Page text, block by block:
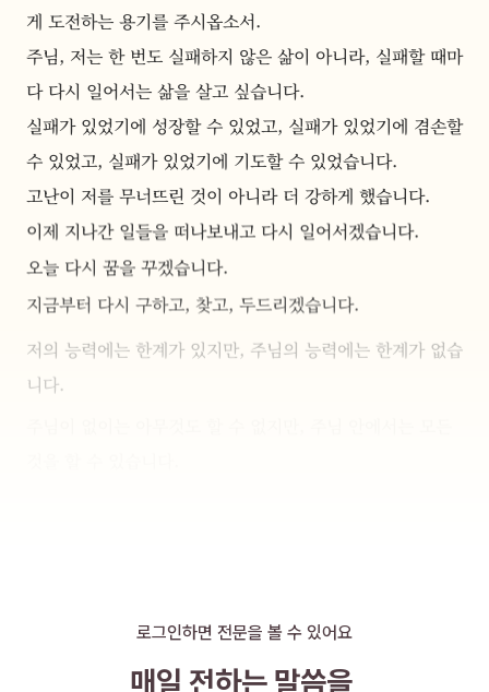
게 도전하는 용기를 주시옵소서.
주님, 저는 한 번도 실패하지 않은 삶이 아니라, 실패할 때마
다 다시 일어서는 삶을 살고 싶습니다.
실패가 있었기에 성장할 수 있었고, 실패가 있었기에 겸손할
수 있었고, 실패가 있었기에 기도할 수 있었습니다.
고난이 저를 무너뜨린 것이 아니라 더 강하게 했습니다.
이제 지나간 일들을 떠나보내고 다시 일어서겠습니다.
오늘 다시 꿈을 꾸겠습니다.
지금부터 다시 구하고, 찾고, 두드리겠습니다.
저의 능력에는 한계가 있지만, 주님의 능력에는 한계가 없습
니다.
로그인하면 전문을 볼 수 있어요
매일 전하는 말씀을